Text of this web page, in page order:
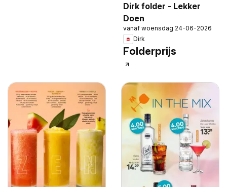
Dirk folder - Lekker
Doen
vanaf woensdag 24-06-2026
Dirk
Folderprijs